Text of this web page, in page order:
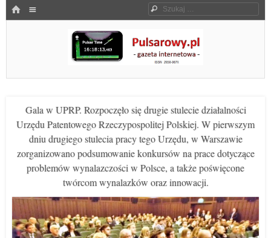
HOME Szukaj
Pulsarowy.pl
Gala w UPRP. Rozpoczęło się drugie stulecie działalności
Urzędu Patentowego Rzeczypospolitej Polskiej. W pierwszym
dniu drugiego stulecia pracy tego Urzędu, w Warszawie
zorganizowano podsumowanie konkursów na prace dotyczące
problemów wynalazczości w Polsce, a także poświęcone
twórcom wynalazków oraz innowacji.